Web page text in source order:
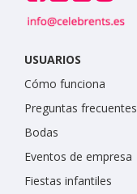
USUARIOS
Cómo funciona
Preguntas frecuentes
Bodas
Eventos de empresa
Fiestas infantiles